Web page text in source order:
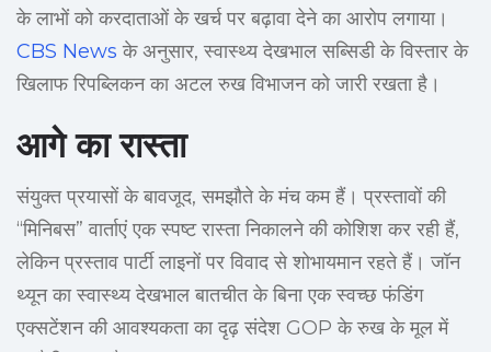
के लाभों को करदाताओं के खर्च पर बढ़ावा देने का आरोप लगाया।
CBS News के अनुसार, स्वास्थ्य देखभाल सब्सिडी के विस्तार के
खिलाफ रिपब्लिकन का अटल रुख विभाजन को जारी रखता है।
आगे का रास्ता
संयुक्त प्रयासों के बावजूद, समझौते के मंच कम हैं। प्रस्तावों की
“मिनिबस” वार्ताएं एक स्पष्ट रास्ता निकालने की कोशिश कर रही हैं,
लेकिन प्रस्ताव पार्टी लाइनों पर विवाद से शोभायमान रहते हैं। जॉन
थ्यून का स्वास्थ्य देखभाल बातचीत के बिना एक स्वच्छ फंडिंग
एक्सटेंशन की आवश्यकता का दृढ़ संदेश GOP के रुख के मूल में